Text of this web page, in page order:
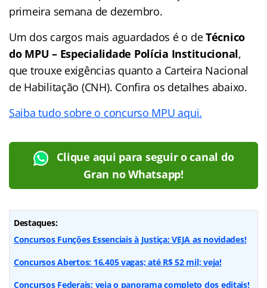
primeira semana de dezembro.
Um dos cargos mais aguardados é o deTécnico
do MPU – Especialidade Polícia Institucional,
que trouxe exigências quanto a Carteira Nacional
de Habilitação (CNH). Confira os detalhes abaixo.
Saiba tudo sobre o concurso MPU aqui.
Clique aqui para seguir o canal do
Gran no Whatsapp!
Destaques:
Concursos Funções Essenciais à Justiça: VEJA as novidades!
Concursos Abertos: 16.405 vagas; até R$ 52 mil; veja!
Concursos Federais: veja o panorama completo dos editais!